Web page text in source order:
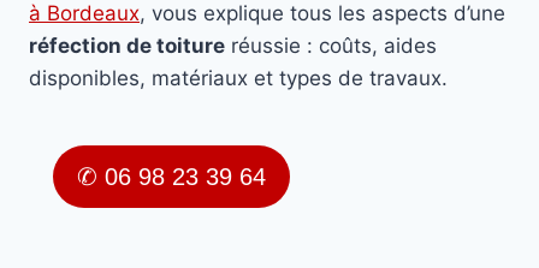
à Bordeaux, vous explique tous les aspects d’une
réfection de toiture réussie : coûts, aides
disponibles, matériaux et types de travaux.
✆ 06 98 23 39 64